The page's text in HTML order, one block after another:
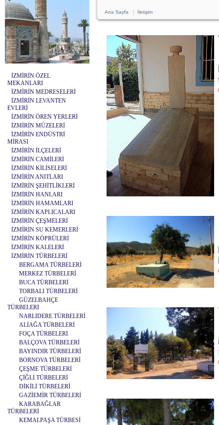
İZMİRİN ÖZEL
MEKANLARI
İZMİRİN MEDRESELERİ
İZMİRİN LEVANTEN
EVLERİ
İZMİRİN ÖREN YERLERİ
İZMİRİN MÜZELERİ
İZMİRİN ENDÜSTRİ
MİRASI
İZMİRİN İLÇELERİ
İZMİRİN CAMİLERİ
İZMİRİN KİLİSELERİ
İZMİRİN ANITLARI
İZMİRİN ŞEHİTLİKLERİ
İZMİRİN HANLARI
İZMİRİN HAMAMLARI
İZMİRİN KAPLICALARI
İZMİRİN ÇEŞMELERİ
İZMİRİN SU KEMERLERİ
İZMİRİN KÖPRÜLERİ
İZMİRİN KALELERİ
İZMİRİN TÜRBELERİ
BERGAMA TÜRBELERİ
MERKEZ TÜRBELERİ
BUCA TÜRBELERİ
TORBALI TÜRBELERİ
GÜZELBAHÇE
TÜRBELERİ
NARLIDERE TÜRBELERİ
ALİAĞA TÜRBELERİ
FOÇA TÜRBELERİ
BALÇOVA TÜRBELERİ
BAYINDIR TÜRBELERİ
BORNOVA TÜRBELERİ
ÇEŞME TÜRBELERİ
ÇİĞLİ TÜRBELERİ
DİKİLİ TÜRBELERİ
GAZİEMİR TÜRBELERİ
KARABAĞLAR
TÜRBELERİ
KEMALPAŞA TÜRBESİ
Ana Sayfa İletişim